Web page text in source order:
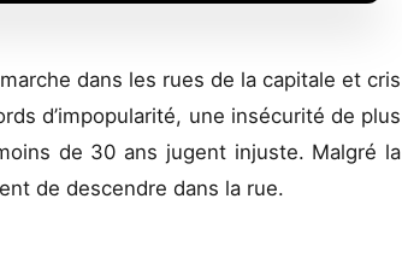
dans les rues de la capitale et cris
d’impopularité, une insécurité de plus
de 30 ans jugent injuste. Malgré la
de descendre dans la rue.